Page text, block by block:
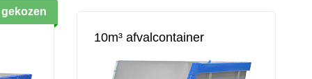
gekozen
10m³ afvalcontainer